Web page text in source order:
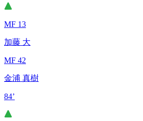
MF 13
加藤 大
MF 42
金浦 真樹
84’